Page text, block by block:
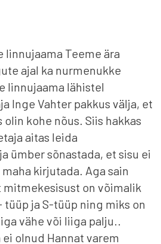
linnujaama Teeme ära
ajal ka nurmenukke
linnujaama lähistel
Inge Vahter pakkus välja, et
kohe nõus. Siis hakkas
aitas leida
ümber sõnastada, et sisu ei
kirjutada. Aga sain
on võimalik
ja S-tüüp ning miks on
vähe või liiga palju..
olnud Hannat varem